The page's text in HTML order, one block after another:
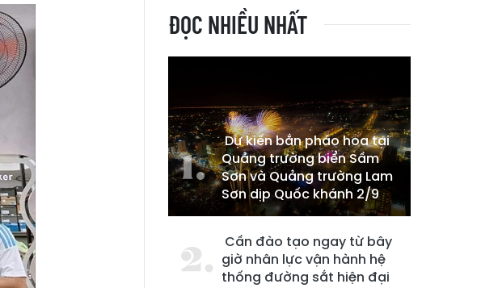
ĐỌC NHIỀU NHẤT
Dự kiến bắn pháo hoa tại
Quảng trường biển Sầm
Sơn và Quảng trường Lam
Sơn dịp Quốc khánh 2/9
Cần đào tạo ngay từ bây
giờ nhân lực vận hành hệ
thống đường sắt hiện đại